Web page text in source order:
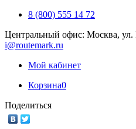
8 (800) 555 14 72
Центральный офис: Москва, ул.
i@routemark.ru
Мой кабинет
Корзина0
Поделиться